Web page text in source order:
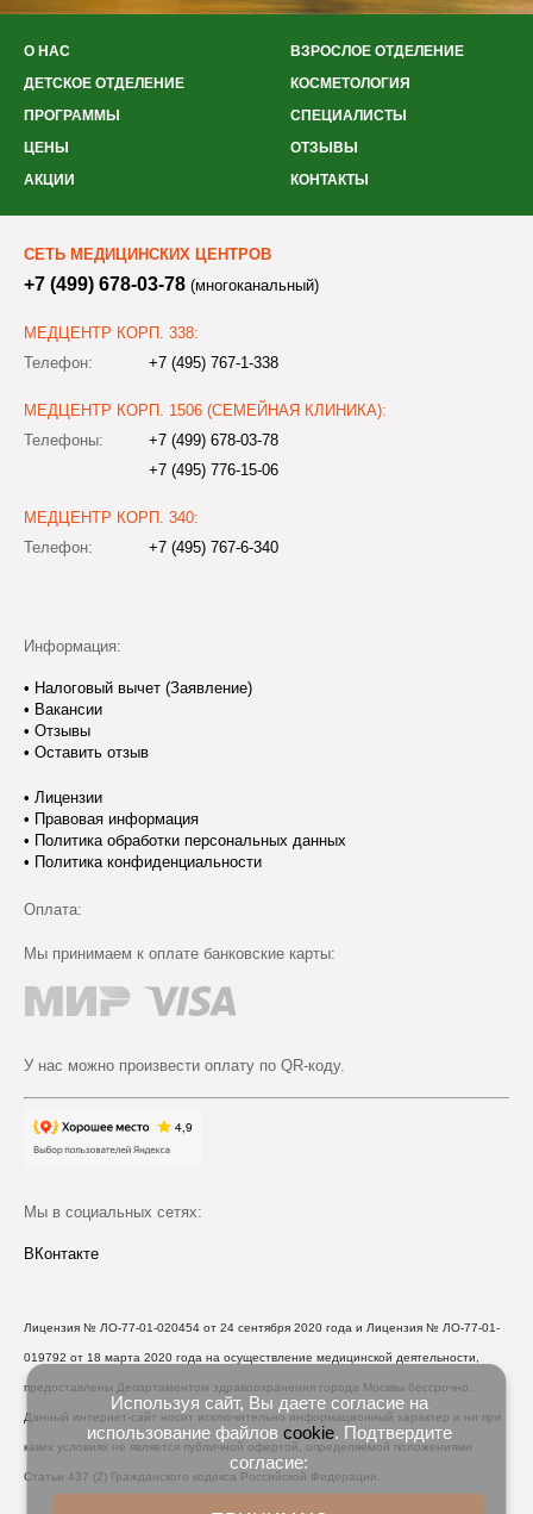
О НАС
ВЗРОСЛОЕ ОТДЕЛЕНИЕ
ДЕТСКОЕ ОТДЕЛЕНИЕ
КОСМЕТОЛОГИЯ
ПРОГРАММЫ
СПЕЦИАЛИСТЫ
ЦЕНЫ
ОТЗЫВЫ
АКЦИИ
КОНТАКТЫ
СЕТЬ МЕДИЦИНСКИХ ЦЕНТРОВ
+7 (499) 678-03-78 (многоканальный)
МЕДЦЕНТР КОРП. 338:
Телефон:
+7 (495) 767-1-338
МЕДЦЕНТР КОРП. 1506 (СЕМЕЙНАЯ КЛИНИКА):
Телефоны:
+7 (499) 678-03-78
+7 (495) 776-15-06
МЕДЦЕНТР КОРП. 340:
Телефон:
+7 (495) 767-6-340
Информация:
• Налоговый вычет (Заявление)
• Вакансии
• Отзывы
• Оставить отзыв
• Лицензии
• Правовая информация
• Политика обработки персональных данных
• Политика конфиденциальности
Оплата:
Мы принимаем к оплате банковские карты:
У нас можно произвести оплату по QR-коду.
Мы в социальных сетях:
ВКонтакте
Лицензия № ЛО-77-01-020454 от 24 сентября 2020 года и Лицензия № ЛО-77-01-
019792 от 18 марта 2020 года на осуществление медицинской деятельности,
предоставлены Департаментом здравоохранения города Москвы бессрочно.
Данный интернет-сайт носит исключительно информационный характер и ни при
каких условиях не является публичной офертой, определяемой положениями
Статьи 437 (2) Гражданского кодекса Российской Федерации.
Используя сайт, Вы даете согласие на
использование файлов cookie. Подтвердите
согласие: